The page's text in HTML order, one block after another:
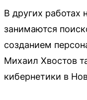
В других работах
занимаются
созданием
Михаил Хвостов
кибернетики в